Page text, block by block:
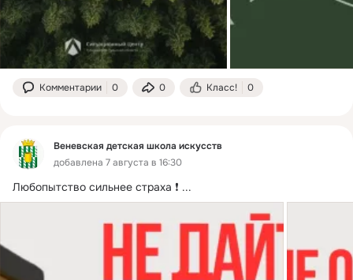
Комментарии 0 0 Класс! 0
Веневская детская школа искусств
добавлена 7 августа в 16:30
Любопытство сильнее страха ❗ ...